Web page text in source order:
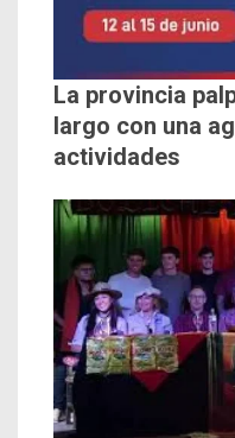
La provincia
largo con una
actividades